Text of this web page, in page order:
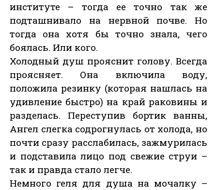
институте – тогда ее точно так же
подташнивало на нервной почве. Но
тогда она хотя бы точно знала, чего
боялась. Или кого.
Холодный душ прояснит голову. Всегда
проясняет. Она включила воду,
положила резинку (которая нашлась на
удивление быстро) на край раковины и
разделась. Переступив бортик ванны,
Ангел слегка содрогнулась от холода, но
почти сразу расслабилась, зажмурилась
и подставила лицо под свежие струи –
так и правда стало легче.
Немного геля для душа на мочалку –